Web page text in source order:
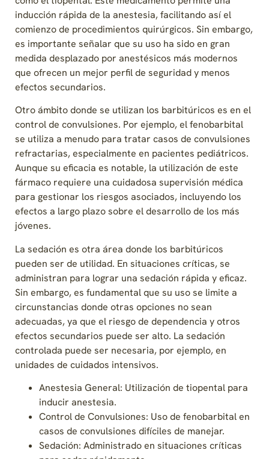
inducción rápida de la anestesia, facilitando así el
comienzo de procedimientos quirúrgicos. Sin embargo,
es importante señalar que su uso ha sido en gran
medida desplazado por anestésicos más modernos
que ofrecen un mejor perfil de seguridad y menos
efectos secundarios.
Otro ámbito donde se utilizan los barbitúricos es en el
control de convulsiones. Por ejemplo, el fenobarbital
se utiliza a menudo para tratar casos de convulsiones
refractarias, especialmente en pacientes pediátricos.
Aunque su eficacia es notable, la utilización de este
fármaco requiere una cuidadosa supervisión médica
para gestionar los riesgos asociados, incluyendo los
efectos a largo plazo sobre el desarrollo de los más
jóvenes.
La sedación es otra área donde los barbitúricos
pueden ser de utilidad. En situaciones críticas, se
administran para lograr una sedación rápida y eficaz.
Sin embargo, es fundamental que su uso se limite a
circunstancias donde otras opciones no sean
adecuadas, ya que el riesgo de dependencia y otros
efectos secundarios puede ser alto. La sedación
controlada puede ser necesaria, por ejemplo, en
unidades de cuidados intensivos.
Anestesia General: Utilización de tiopental para
inducir anestesia.
Control de Convulsiones: Uso de fenobarbital en
casos de convulsiones difíciles de manejar.
Sedación: Administrado en situaciones críticas